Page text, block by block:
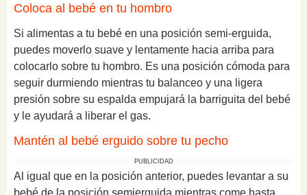
Coloca al bebé en tu hombro
Si alimentas a tu bebé en una posición semi-erguida,
puedes moverlo suave y lentamente hacia arriba para
colocarlo sobre tu hombro. Es una posición cómoda para
seguir durmiendo mientras tu balanceo y una ligera
presión sobre su espalda empujará la barriguita del bebé
y le ayudará a liberar el gas.
Mantén al bebé erguido sobre tu pecho
PUBLICIDAD
Al igual que en la posición anterior, puedes levantar a su
bebé de la posición semierguida mientras come hasta